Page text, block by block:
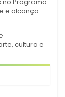
no Programa
e alcança
cultura e